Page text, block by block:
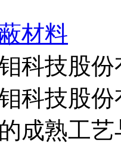
材料
科技股
科技股
成熟工